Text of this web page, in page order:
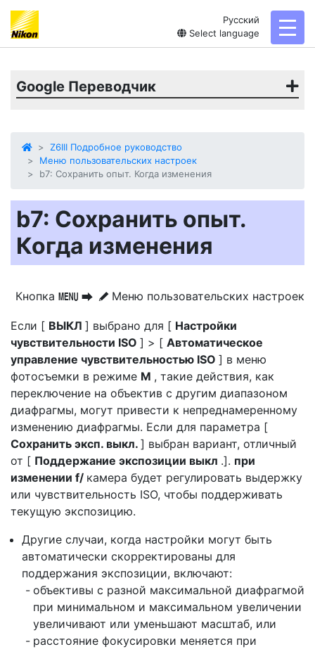
Русский
Select language
Google Переводчик
Z6III Подробное руководство
Меню пользовательских настроек
b7: Сохранить опыт. Когда изменения
b7: Сохранить опыт.
Когда изменения
Кнопка G U A Меню пользовательских настроек
Если [ ВЫКЛ ] выбрано для [ Настройки
чувствительности ISO ] > [ Автоматическое
управление чувствительностью ISO ] в меню
фотосъемки в режиме M , такие действия, как
переключение на объектив с другим диапазоном
диафрагмы, могут привести к непреднамеренному
изменению диафрагмы. Если для параметра [
Сохранить эксп. выкл. ] выбран вариант, отличный
от [ Поддержание экспозиции выкл .]. при
изменении f/ камера будет регулировать выдержку
или чувствительность ISO, чтобы поддерживать
текущую экспозицию.
Другие случаи, когда настройки могут быть
автоматически скорректированы для
поддержания экспозиции, включают:
объективы с разной максимальной диафрагмой
при минимальном и максимальном увеличении
увеличивают или уменьшают масштаб, или
расстояние фокусировки меняется при